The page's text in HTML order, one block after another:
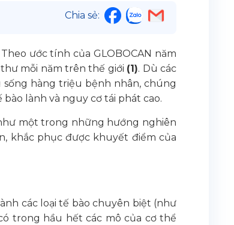
Chia sẻ:
ước tính của GLOBOCAN năm
mỗi năm trên thế giới (1). Dù các
hàng triệu bệnh nhân, chúng
lành và nguy cơ tái phát cao.
một trong những hướng nghiên
khắc phục được khuyết điểm của
các loại tế bào chuyên biệt (như
trong hầu hết các mô của cơ thể